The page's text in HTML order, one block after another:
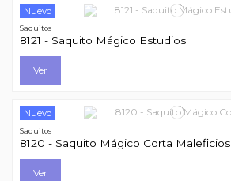
Nuevo
Saquitos
8121 - Saquito Mágico Estudios
Ver
Nuevo
Saquitos
8120 - Saquito Mágico Corta Maleficios
Ver